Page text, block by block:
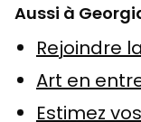
Aussi à
Rejoindre
Art en
Estimez